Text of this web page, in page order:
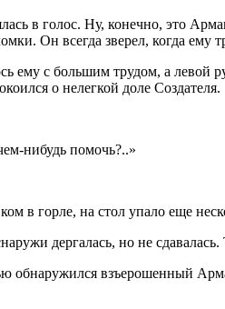
в голос. Ну, конечно, это
Он всегда зверел, когда ему
ему с большим трудом, а левой
о нелегкой доле Создателя.
нибудь помочь?..»
в горле, на стол упало еще
дергалась, но не
обнаружился взъерошенный